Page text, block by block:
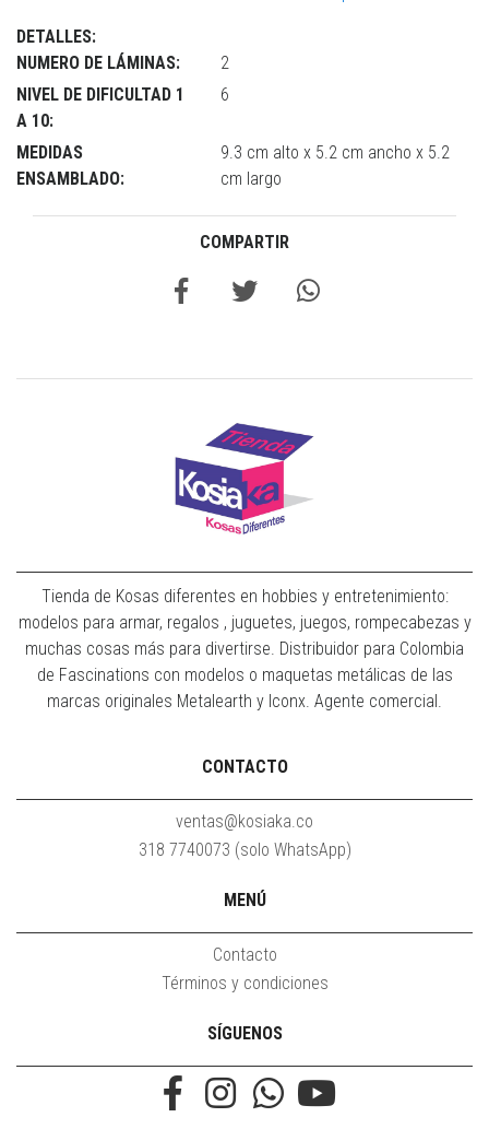
DETALLES:
NUMERO DE LÁMINAS:
2
NIVEL DE DIFICULTAD 1
A 10:
6
MEDIDAS
ENSAMBLADO:
9.3 cm alto x 5.2 cm ancho x 5.2
cm largo
COMPARTIR
Tienda de Kosas diferentes en hobbies y entretenimiento:
modelos para armar, regalos , juguetes, juegos, rompecabezas y
muchas cosas más para divertirse. Distribuidor para Colombia
de Fascinations con modelos o maquetas metálicas de las
marcas originales Metalearth y Iconx. Agente comercial.
CONTACTO
ventas@kosiaka.co
318 7740073 (solo WhatsApp)
MENÚ
Contacto
Términos y condiciones
SÍGUENOS